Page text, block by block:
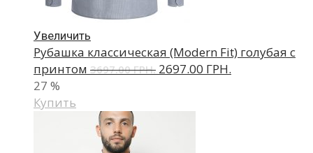
Увеличить
Рубашка классическая (Modern Fit) голубая с
принтом 3697.00 ГРН. 2697.00 ГРН.
27 %
Купить